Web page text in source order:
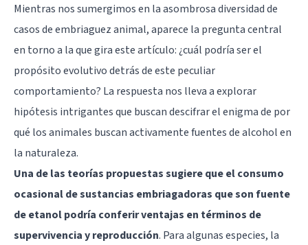
Mientras nos sumergimos en la asombrosa diversidad de
casos de embriaguez animal, aparece la pregunta central
en torno a la que gira este artículo: ¿cuál podría ser el
propósito evolutivo detrás de este peculiar
comportamiento? La respuesta nos lleva a explorar
hipótesis intrigantes que buscan descifrar el enigma de por
qué los animales buscan activamente fuentes de alcohol en
la naturaleza.
Una de las teorías propuestas sugiere que el consumo
ocasional de sustancias embriagadoras que son fuente
de etanol podría conferir ventajas en términos de
supervivencia y reproducción. Para algunas especies, la